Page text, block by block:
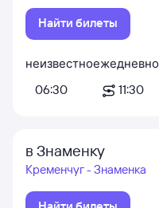
Найти билеты
неизвестно
06:30
ежедневно
11:30
в Знаменку
Кременчуг - Знаменка